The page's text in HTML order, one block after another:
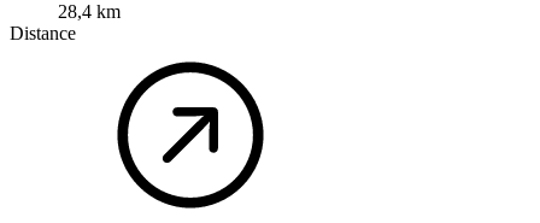
28,4 km
Distance